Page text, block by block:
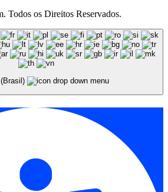
Todos os Direitos Reservados.